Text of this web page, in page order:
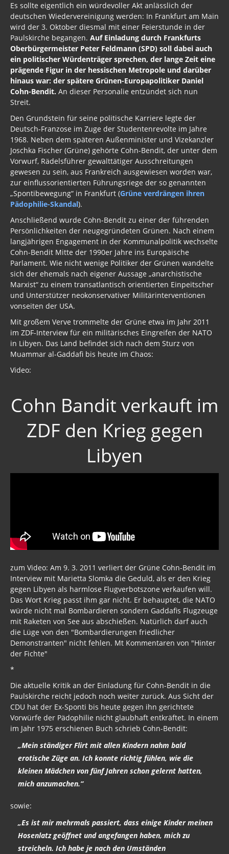
Es sollte eigentlich ein würdevoller Akt anlässlich der
deutschen Wiedervereinigung werden: In Frankfurt am Main
wird der 3. Oktober diesmal mit einer Feierstunde in der
Paulskirche begangen. Auf Einladung durch Frankfurts
Oberbürgermeister Peter Feldmann (SPD) soll dabei auch
ein politischer Würdenträger sprechen, der lange Zeit eine
prägende Figur in der hessischen Metropole und darüber
hinaus war: der spätere Grünen-Europapolitiker Daniel
Cohn-Bendit. An dieser Personalie entzündet sich nun
Streit.
Den Grundstein für seine politische Karriere legte der
Deutsch-Franzose im Zuge der Studentenrevolte im Jahre
1968. Neben dem späteren Außenminister und Vizekanzler
Joschka Fischer (Grüne) gehörte Cohn-Bendit, der unter dem
Vorwurf, Rädelsführer gewalttätiger Ausschreitungen
gewesen zu sein, aus Frankreich ausgewiesen worden war,
zur einflussorientierten Führungsriege der so genannten
„Spontibewegung“ in Frankfurt (Grüne verdrängen ihren
Pädophilie-Skandal).
Anschließend wurde Cohn-Bendit zu einer der führenden
Persönlichkeiten der neugegründeten Grünen. Nach einem
langjährigen Engagement in der Kommunalpolitik wechselte
Cohn-Bendit Mitte der 1990er Jahre ins Europäische
Parlament. Wie nicht wenige Politiker der Grünen wandelte
sich der ehemals nach eigener Aussage „anarchistische
Marxist“ zu einem transatlantisch orientierten Einpeitscher
und Unterstützer neokonservativer Militärinterventionen
vonseiten der USA.
Mit großem Verve trommelte der Grüne etwa im Jahr 2011
im ZDF-Interview für ein militärisches Eingreifen der NATO
in Libyen. Das Land befindet sich nach dem Sturz von
Muammar al-Gaddafi bis heute im Chaos:
Video:
Cohn Bandit verkauft im
ZDF den Krieg gegen
Libyen
zum Video: Am 9. 3. 2011 verliert der Grüne Cohn-Bendit im
Interview mit Marietta Slomka die Geduld, als er den Krieg
gegen Libyen als harmlose Flugverbotszone verkaufen will.
Das Wort Krieg passt ihm gar nicht. Er behauptet, die NATO
würde nicht mal Bombardieren sondern Gaddafis Flugzeuge
mit Raketen von See aus abschießen. Natürlich darf auch
die Lüge von den "Bombardierungen friedlicher
Demonstranten" nicht fehlen. Mt Kommentaren von "Hinter
der Fichte"
*
Die aktuelle Kritik an der Einladung für Cohn-Bendit in die
Paulskirche reicht jedoch noch weiter zurück. Aus Sicht der
CDU hat der Ex-Sponti bis heute gegen ihn gerichtete
Vorwürfe der Pädophilie nicht glaubhaft entkräftet. In einem
im Jahr 1975 erschienen Buch schrieb Cohn-Bendit:
„Mein ständiger Flirt mit allen Kindern nahm bald
erotische Züge an. Ich konnte richtig fühlen, wie die
kleinen Mädchen von fünf Jahren schon gelernt hatten,
mich anzumachen.“
sowie:
„Es ist mir mehrmals passiert, dass einige Kinder meinen
Hosenlatz geöffnet und angefangen haben, mich zu
streicheln. Ich habe je nach den Umständen